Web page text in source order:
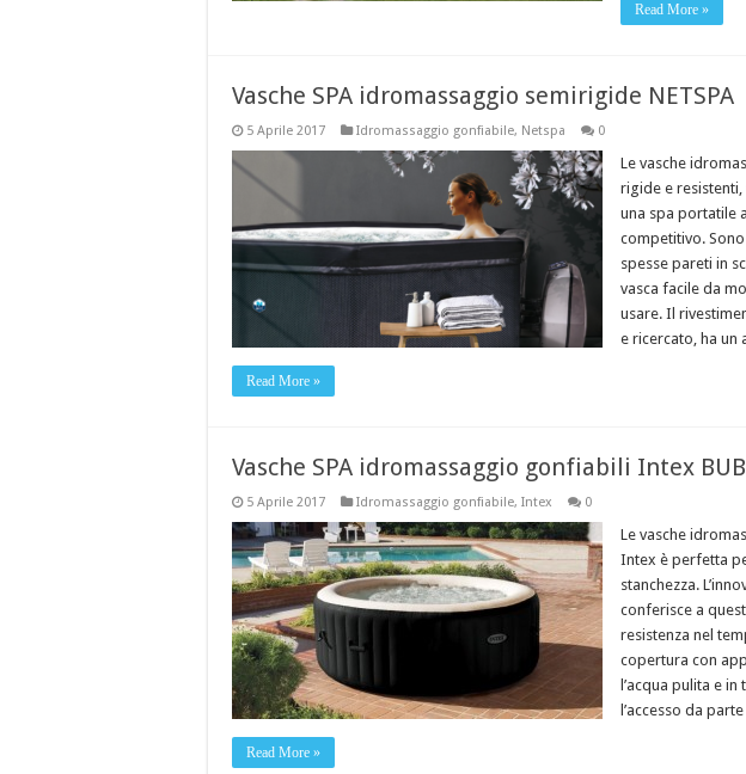
Read More »
Vasche SPA idromassaggio semirigide NETSPA
5 Aprile 2017 Idromassaggio gonfiabile, Netspa 0
Le vasche
rigide e resistenti,
una spa portatile
competitivo.
spesse pareti in
vasca facile da
usare. Il
e ricercato, ha un
Read More »
Vasche SPA idromassaggio gonfiabili Intex
5 Aprile 2017 Idromassaggio gonfiabile, Intex 0
Le vasche
Intex è perfetta
stanchezza.
conferisce a
resistenza nel
copertura con
l’acqua pulita e
l’accesso da parte
Read More »